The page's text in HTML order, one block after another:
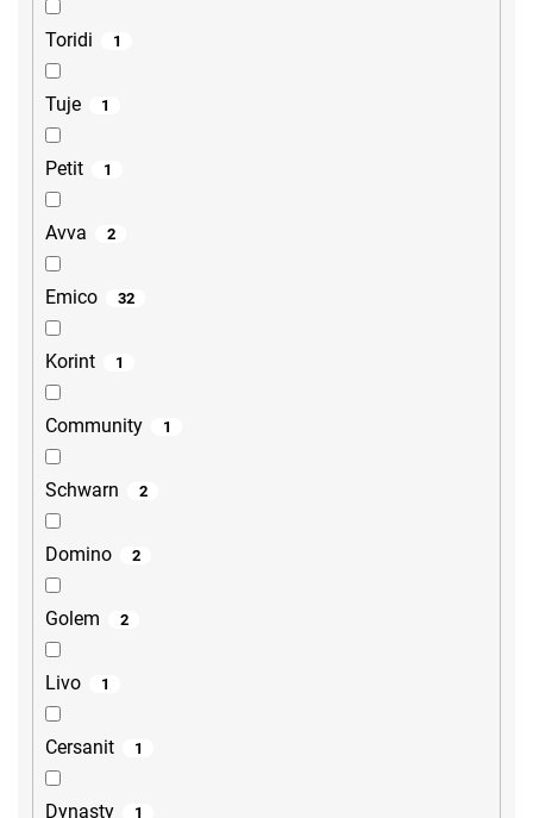
Toridi 1
Tuje 1
Petit 1
Avva 2
Emico 32
Korint 1
Community 1
Schwarn 2
Domino 2
Golem 2
Livo 1
Cersanit 1
Dynasty 1